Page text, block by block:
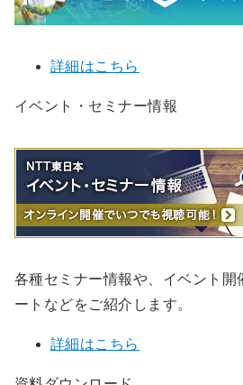
詳細はこちら
イベント・セミナー情報
各種セミナー情報や、イベント開
ートなどをご紹介します。
詳細はこちら